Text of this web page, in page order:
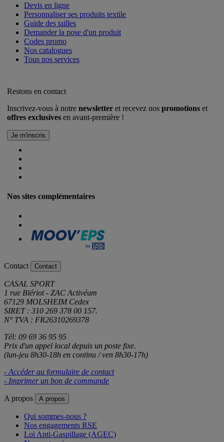
Devis en ligne
Personnaliser ses produits textile
Guide des tailles
Demander la pose d'un produit
Codes promo
Nos catalogues
Tous nos services
Restons en contact
Inscrivez-vous à notre newsletter et recevez nos promotions et
offres exclusives en avant-première !
Nos sites complémentaires
Contact Contact
CASAL SPORT
1 rue Blériot - ZAC Activéum
67129 MOLSHEIM Cedex
SIRET : 310 269 378 00 157.
N° TVA : FR26310269378
Tél: 09 69 36 95 95
Prix d'un appel local depuis un poste fixe.
(lun-jeu 8h30-18h en continu / ven 8h30-17h)
- Accéder au formulaire de contact
- Imprimer un bon de commande
A propos A propos
Qui sommes-nous ?
Nos engagements RSE
Loi Anti-Gaspillage (AGEC)